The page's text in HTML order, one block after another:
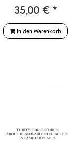
35,00 € *
In den Warenkorb